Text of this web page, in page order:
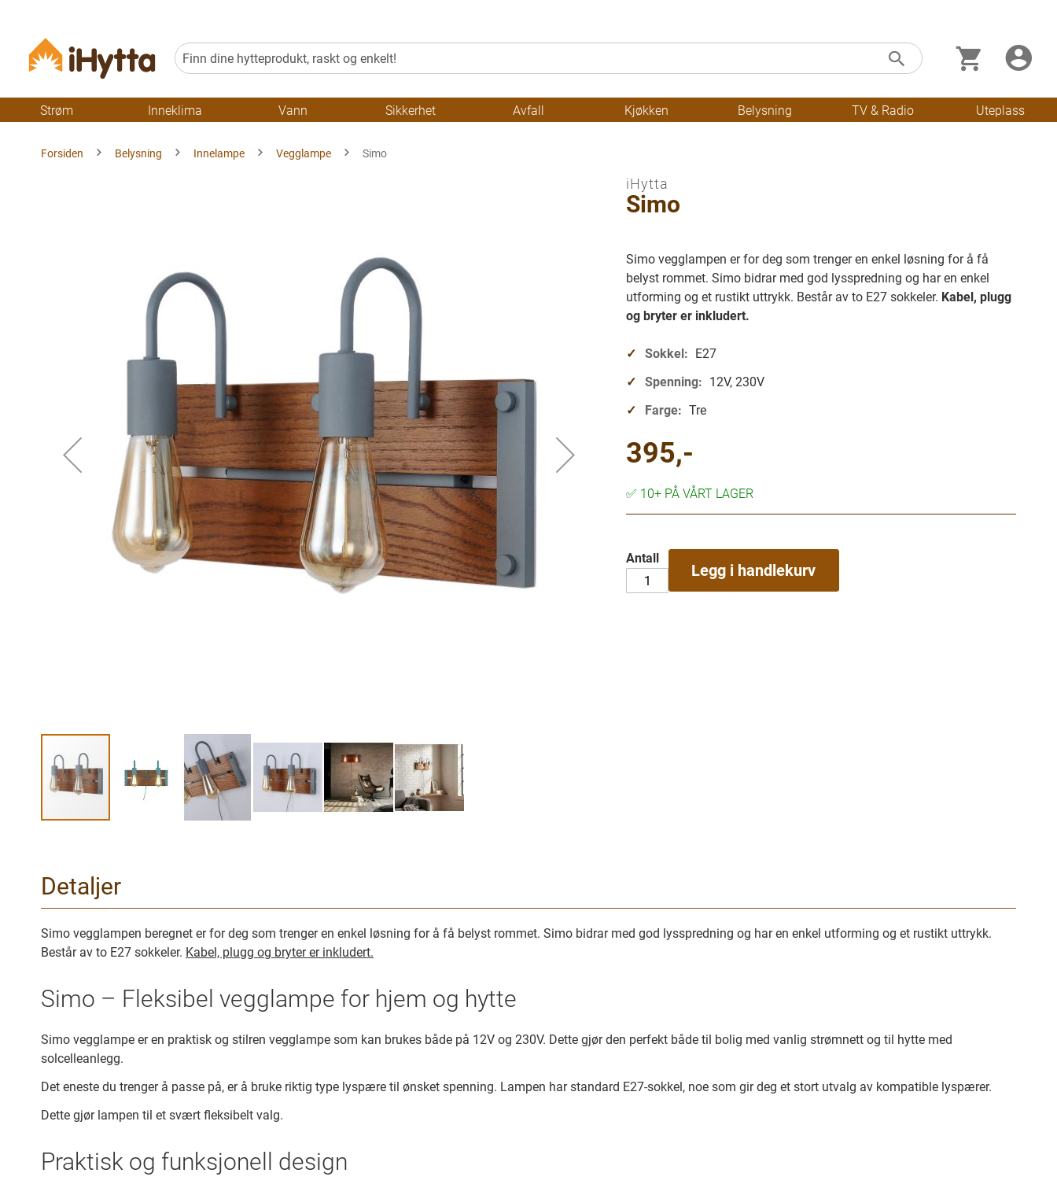
Søk Min
Skip
Strøm
Inneklima Vann Sikkerhet Avfall Kjøkken Belysning TV & Radio Uteplass
Forsiden Belysning Innelampe Vegglampe Simo
av
bilder
galleriet
iHytta
Simo
Simo vegglampen er for deg som trenger en enkel løsning for å få
belyst rommet. Simo bidrar med god lysspredning og har en enkel
utforming og et rustikt uttrykk. Består av to E27 sokkeler. Kabel, plugg
og bryter er inkludert.
Sokkel: E27
Spenning: 12V, 230V
Farge: Tre
395,-
✅ 10+ PÅ VÅRT LAGER
Antall
Legg i handlekurv
Detaljer
Simo vegglampen beregnet er for deg som trenger en enkel løsning for å få belyst rommet. Simo bidrar med god lysspredning og har en enkel utforming og et rustikt uttrykk.
Består av to E27 sokkeler. Kabel, plugg og bryter er inkludert.
Simo – Fleksibel vegglampe for hjem og hytte
Simo vegglampe er en praktisk og stilren vegglampe som kan brukes både på 12V og 230V. Dette gjør den perfekt både til bolig med vanlig strømnett og til hytte med
solcelleanlegg.
Det eneste du trenger å passe på, er å bruke riktig type lyspære til ønsket spenning. Lampen har standard E27-sokkel, noe som gir deg et stort utvalg av kompatible lyspærer.
Dette gjør lampen til et svært fleksibelt valg.
Praktisk og funksjonell design